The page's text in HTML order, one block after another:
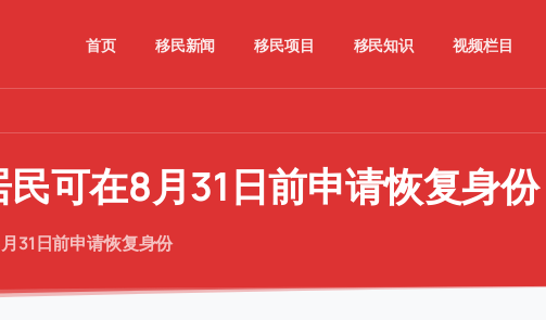
首页 移民新闻 移民项目 移民知识 视频栏目
可在8月31日前申请恢复身份
31日前申请恢复身份